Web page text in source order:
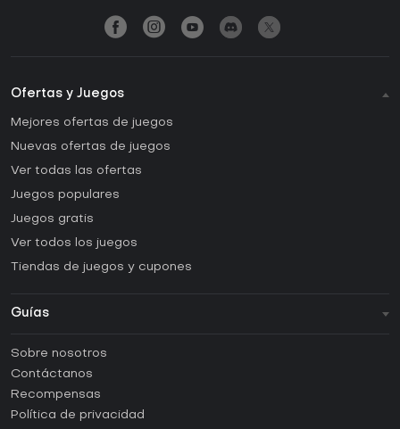
Ofertas y Juegos
Mejores ofertas de juegos
Nuevas ofertas de juegos
Ver todas las ofertas
Juegos populares
Juegos gratis
Ver todos los juegos
Tiendas de juegos y cupones
Guías
Guías y tutoriales
¿Cómo activar una CD Key de Steam?
¿Cómo activar una CD Key de Epic Games?
Sobre nosotros
Contáctanos
Recompensas
Política de privacidad